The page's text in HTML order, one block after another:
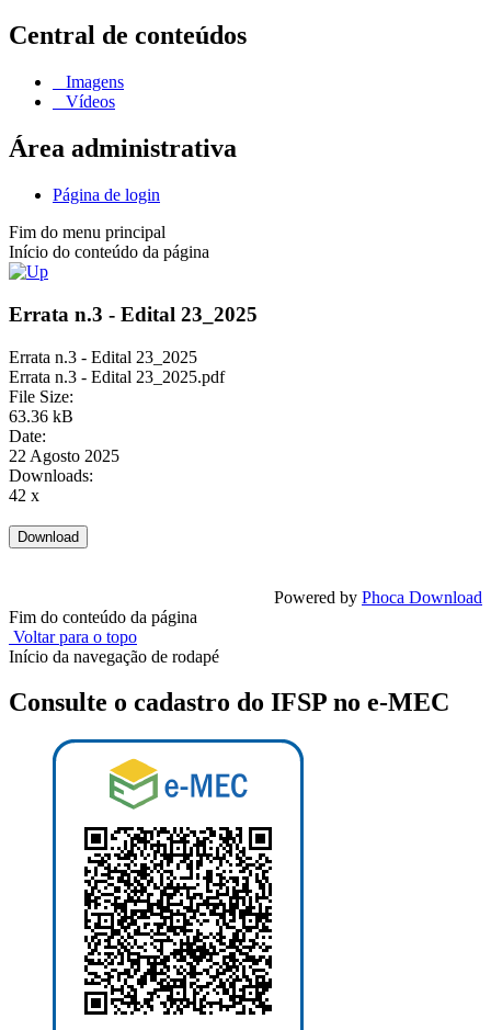
Central de conteúdos
Imagens
Vídeos
Área administrativa
Página de login
Fim do menu principal
Início do conteúdo da página
Errata n.3 - Edital 23_2025
Errata n.3 - Edital 23_2025
Errata n.3 - Edital 23_2025.pdf
File Size:
63.36 kB
Date:
22 Agosto 2025
Downloads:
42 x
Powered by Phoca Download
Fim do conteúdo da página
Voltar para o topo
Início da navegação de rodapé
Consulte o cadastro do IFSP no e-MEC